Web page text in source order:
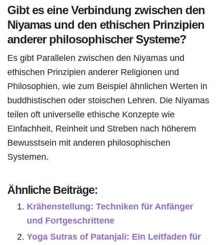
Gibt es eine Verbindung zwischen den
Niyamas und den ethischen Prinzipien
anderer philosophischer Systeme?
Es gibt Parallelen zwischen den Niyamas und
ethischen Prinzipien anderer Religionen und
Philosophien, wie zum Beispiel ähnlichen Werten in
buddhistischen oder stoischen Lehren. Die Niyamas
teilen oft universelle ethische Konzepte wie
Einfachheit, Reinheit und Streben nach höherem
Bewusstsein mit anderen philosophischen
Systemen.
Ähnliche Beiträge:
Krähenstellung: Techniken für Anfänger
und Fortgeschrittene
Yoga Sutras of Patanjali: Ein Leitfaden für